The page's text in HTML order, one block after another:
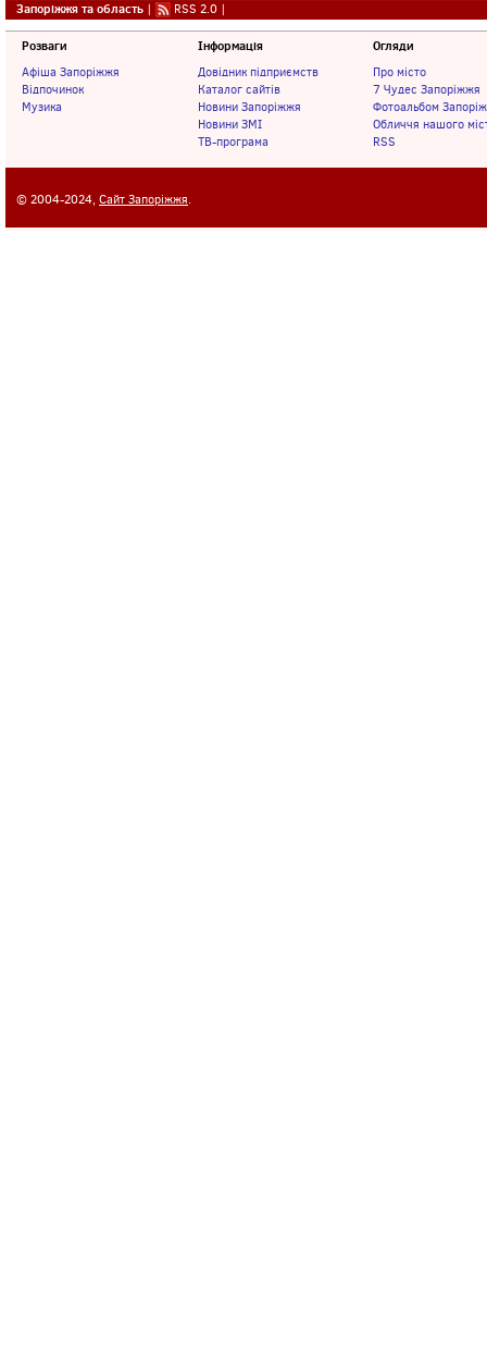
Запоріжжя та область | RSS 2.0 |
Розваги
Афіша Запоріжжя
Відпочинок
Музика
Інформація
Довідник підприємств
Каталог сайтів
Новини Запоріжжя
Новини ЗМІ
ТВ-програма
Огляди
Про місто
7 Чудес Запоріжжя
Фотоальбом
Обличчя нашого
RSS
© 2004-2024, Сайт Запоріжжя.